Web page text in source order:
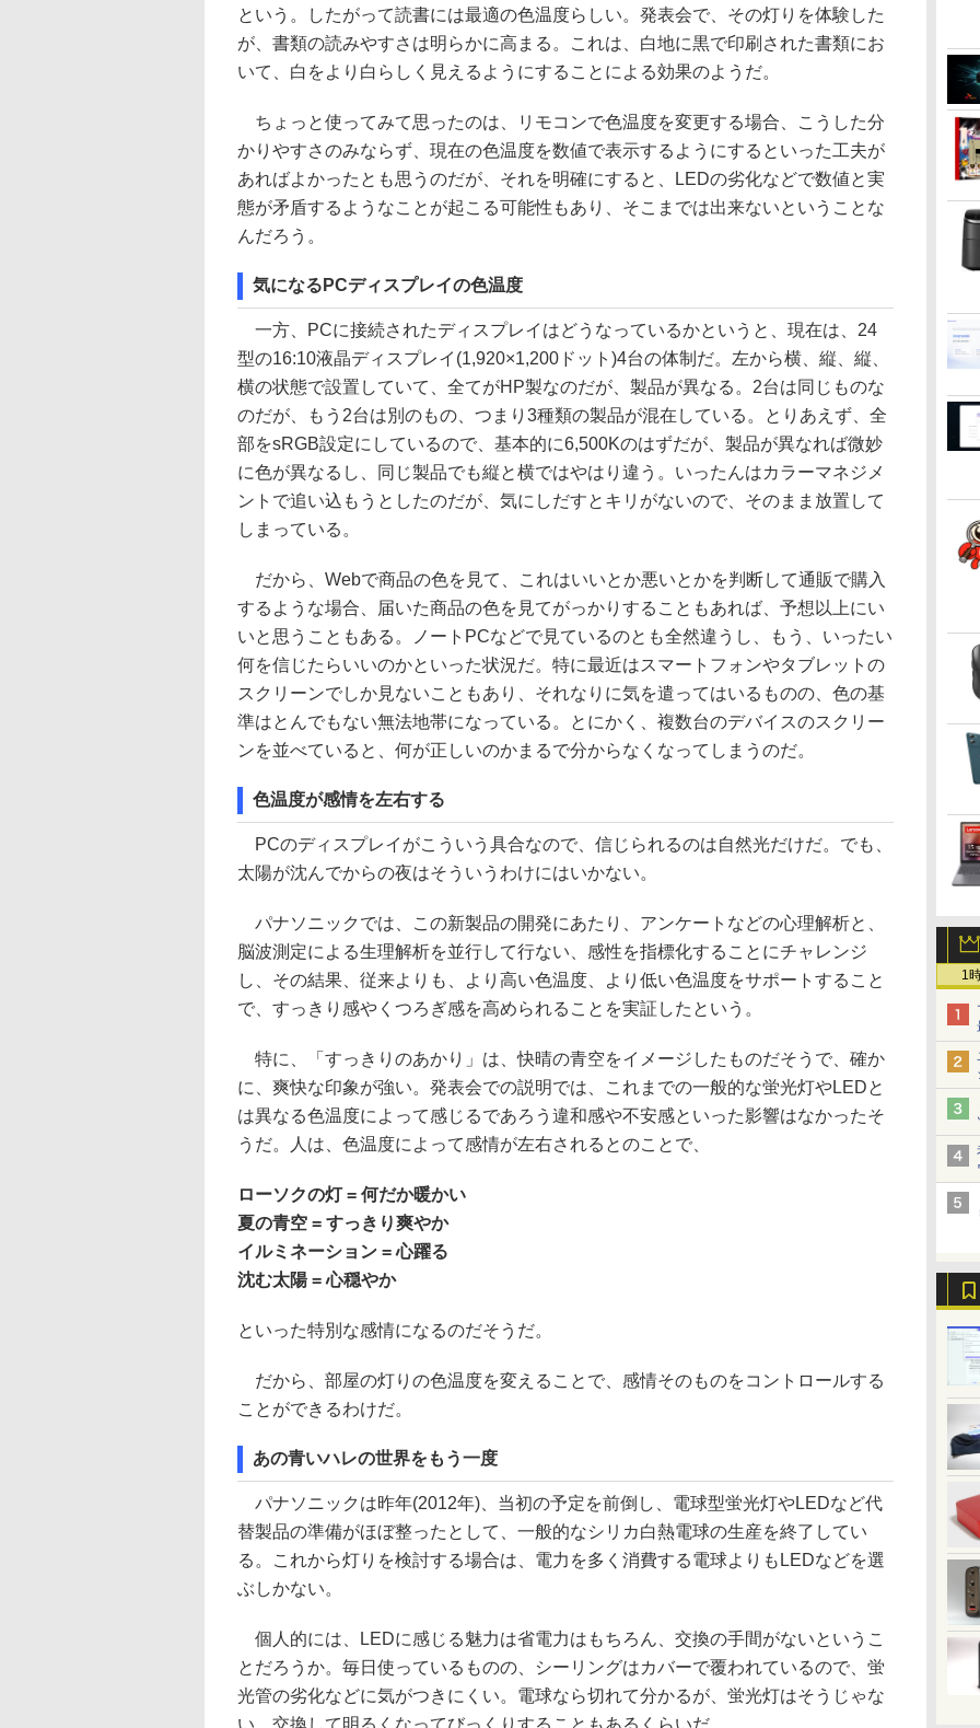
1
という。したがって読書には最適の色温度らしい。発表会で、その灯りを体験した
が、書類の読みやすさは明らかに高まる。これは、白地に黒で印刷された書類にお
いて、白をより白らしく見えるようにすることによる効果のようだ。
ちょっと使ってみて思ったのは、リモコンで色温度を変更する場合、こうした分
かりやすさのみならず、現在の色温度を数値で表示するようにするといった工夫が
あればよかったとも思うのだが、それを明確にすると、LEDの劣化などで数値と実
態が矛盾するようなことが起こる可能性もあり、そこまでは出来ないということな
んだろう。
気になるPCディスプレイの色温度
一方、PCに接続されたディスプレイはどうなっているかというと、現在は、24
型の16:10液晶ディスプレイ(1,920×1,200ドット)4台の体制だ。左から横、縦、縦、
横の状態で設置していて、全てがHP製なのだが、製品が異なる。2台は同じものな
のだが、もう2台は別のもの、つまり3種類の製品が混在している。とりあえず、全
部をsRGB設定にしているので、基本的に6,500Kのはずだが、製品が異なれば微妙
に色が異なるし、同じ製品でも縦と横ではやはり違う。いったんはカラーマネジメ
ントで追い込もうとしたのだが、気にしだすとキリがないので、そのまま放置して
しまっている。
だから、Webで商品の色を見て、これはいいとか悪いとかを判断して通販で購入
するような場合、届いた商品の色を見てがっかりすることもあれば、予想以上にい
いと思うこともある。ノートPCなどで見ているのとも全然違うし、もう、いったい
何を信じたらいいのかといった状況だ。特に最近はスマートフォンやタブレットの
スクリーンでしか見ないこともあり、それなりに気を遣ってはいるものの、色の基
準はとんでもない無法地帯になっている。とにかく、複数台のデバイスのスクリー
ンを並べていると、何が正しいのかまるで分からなくなってしまうのだ。
色温度が感情を左右する
PCのディスプレイがこういう具合なので、信じられるのは自然光だけだ。でも、
太陽が沈んでからの夜はそういうわけにはいかない。
パナソニックでは、この新製品の開発にあたり、アンケートなどの心理解析と、
脳波測定による生理解析を並行して行ない、感性を指標化することにチャレンジ
し、その結果、従来よりも、より高い色温度、より低い色温度をサポートすること
で、すっきり感やくつろぎ感を高められることを実証したという。
特に、「すっきりのあかり」は、快晴の青空をイメージしたものだそうで、確か
に、爽快な印象が強い。発表会での説明では、これまでの一般的な蛍光灯やLEDと
は異なる色温度によって感じるであろう違和感や不安感といった影響はなかったそ
うだ。人は、色温度によって感情が左右されるとのことで、
ローソクの灯 = 何だか暖かい
夏の青空 = すっきり爽やか
イルミネーション = 心躍る
沈む太陽 = 心穏やか
といった特別な感情になるのだそうだ。
だから、部屋の灯りの色温度を変えることで、感情そのものをコントロールする
ことができるわけだ。
あの青いハレの世界をもう一度
パナソニックは昨年(2012年)、当初の予定を前倒し、電球型蛍光灯やLEDなど代
替製品の準備がほぼ整ったとして、一般的なシリカ白熱電球の生産を終了してい
る。これから灯りを検討する場合は、電力を多く消費する電球よりもLEDなどを選
ぶしかない。
個人的には、LEDに感じる魅力は省電力はもちろん、交換の手間がないというこ
とだろうか。毎日使っているものの、シーリングはカバーで覆われているので、蛍
光管の劣化などに気がつきにくい。電球なら切れて分かるが、蛍光灯はそうじゃな
い。交換して明るくなってびっくりすることもあるくらいだ。